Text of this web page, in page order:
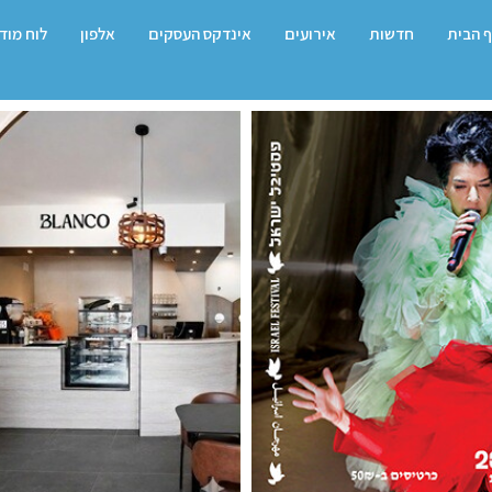
הבית חדשות אירועים אינדקס העסקים אלפון לוח